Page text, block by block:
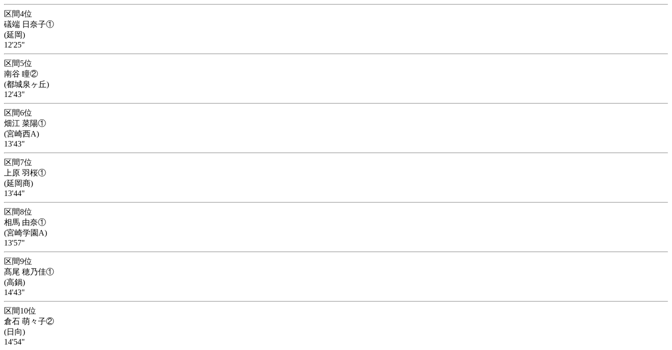
区間4位
礒端 日奈子①
(延岡)
12'25"
区間5位
南谷 瞳②
(都城泉ヶ丘)
12'43"
区間6位
畑江 菜陽①
(宮崎西A)
13'43"
区間7位
上原 羽桜①
(延岡商)
13'44"
区間8位
相馬 由奈①
(宮崎学園A)
13'57"
区間9位
髙尾 穂乃佳①
(高鍋)
14'43"
区間10位
倉石 萌々子②
(日向)
14'54"